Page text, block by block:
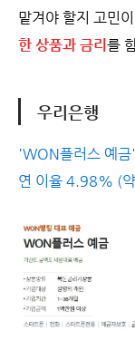
맡겨야 할지 고민
한 상품과 금리를
우리은행
'WON플러스 예금'
연 이율 4.98% (